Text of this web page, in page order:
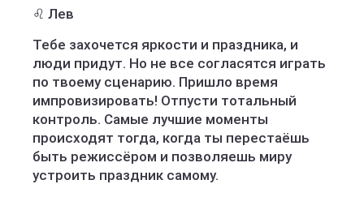
♌ Лев
Тебе захочется яркости и праздника, и
люди придут. Но не все согласятся играть
по твоему сценарию. Пришло время
импровизировать! Отпусти тотальный
контроль. Самые лучшие моменты
происходят тогда, когда ты перестаёшь
быть режиссёром и позволяешь миру
устроить праздник самому.